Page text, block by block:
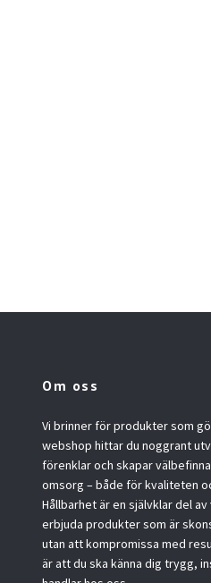
Om oss
Vi brinner för produkter som
webshop hittar du noggrant
förenklar och skapar
omsorg – både för kvaliteten
Hållbarhet är en självklar del
erbjuda produkter som är
utan att kompromissa med
är att du ska känna dig trygg,